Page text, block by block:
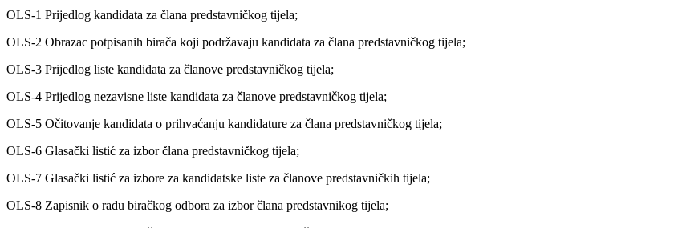
OLS-1 Prijedlog kandidata za člana predstavničkog tijela;
OLS-2 Obrazac potpisanih birača koji podržavaju kandidata za člana predstavničkog tijela;
OLS-3 Prijedlog liste kandidata za članove predstavničkog tijela;
OLS-4 Prijedlog nezavisne liste kandidata za članove predstavničkog tijela;
OLS-5 Očitovanje kandidata o prihvaćanju kandidature za člana predstavničkog tijela;
OLS-6 Glasački listić za izbor člana predstavničkog tijela;
OLS-7 Glasački listić za izbore za kandidatske liste za članove predstavničkih tijela;
OLS-8 Zapisnik o radu biračkog odbora za izbor člana predstavnikog tijela;